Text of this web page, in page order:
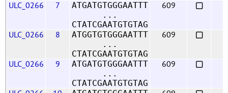
ULC_0266 7
ATGATGTGGGAATTT
...
CTATCGAATGTGTAG
609
ULC_0266 8
ATGGTGTGGGAATTT
...
CTATCGAATGTGTAG
609
ULC_0266 9
ATGATGTGGGAATTT
...
CTATCGAATGTGTAG
609